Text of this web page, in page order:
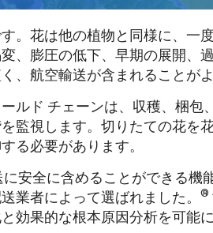
。花は他の植物と同様に、一
、膨圧の低下、早期の展開
、航空輸送が含まれることがよ
ルド チェーンは、収穫、梱
監視します。切りたての花を
る必要があります。
安全に含めることができる
業者によって選ばれました。
®
効果的な根本原因分析を可能に